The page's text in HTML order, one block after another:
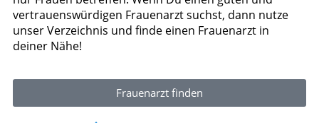
vertrauenswürdigen Frauenarzt suchst, dann nutze
unser Verzeichnis und finde einen Frauenarzt in
deiner Nähe!
Frauenarzt finden